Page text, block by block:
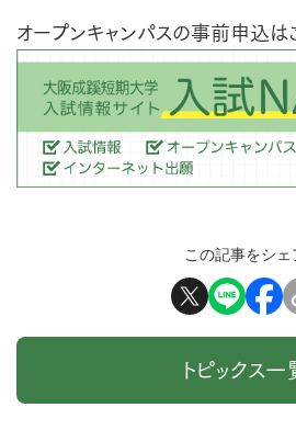
オープンキャンパスの事前申込は
この記事をシェ
トピックス一